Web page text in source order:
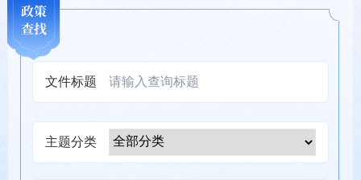
政策
查找
文件标题
主题分类